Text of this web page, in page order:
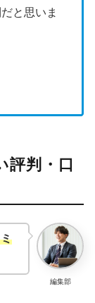
と思いま
評判・口
編集部